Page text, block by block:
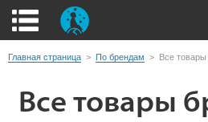
Главная страница > По брендам > Все товары
Все товары